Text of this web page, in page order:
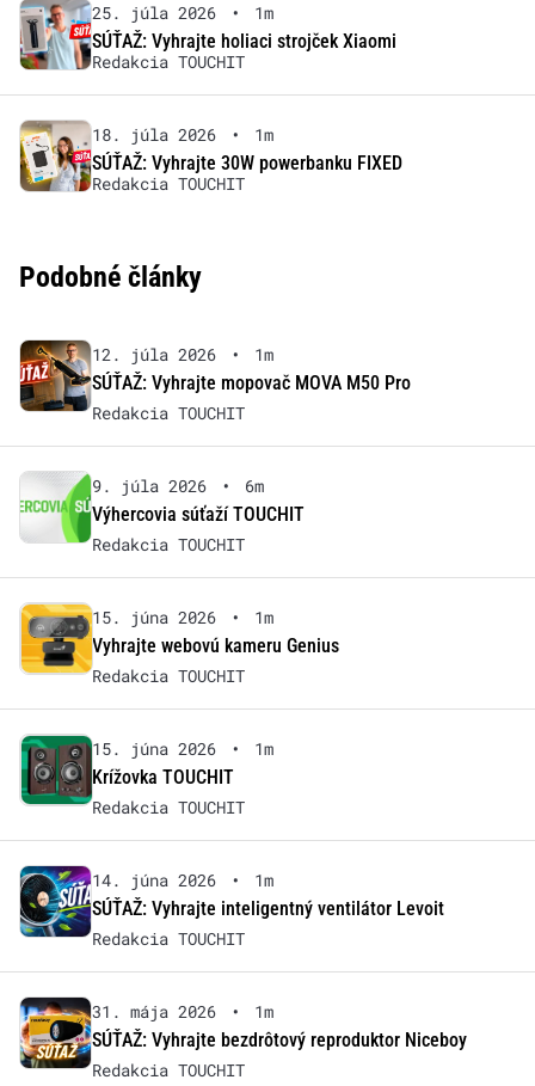
25. júla 2026 •
1m
SÚŤAŽ: Vyhrajte holiaci strojček Xiaomi
Redakcia TOUCHIT
18. júla 2026 •
1m
SÚŤAŽ: Vyhrajte 30W powerbanku FIXED
Redakcia TOUCHIT
Podobné články
12. júla 2026 •
1m
SÚŤAŽ: Vyhrajte mopovač MOVA M50 Pro
Redakcia TOUCHIT
9. júla 2026 •
6m
Výhercovia súťaží TOUCHIT
Redakcia TOUCHIT
15. júna 2026 •
1m
Vyhrajte webovú kameru Genius
Redakcia TOUCHIT
15. júna 2026 •
1m
Krížovka TOUCHIT
Redakcia TOUCHIT
14. júna 2026 •
1m
SÚŤAŽ: Vyhrajte inteligentný ventilátor Levoit
Redakcia TOUCHIT
31. mája 2026 •
1m
SÚŤAŽ: Vyhrajte bezdrôtový reproduktor Niceboy
Redakcia TOUCHIT